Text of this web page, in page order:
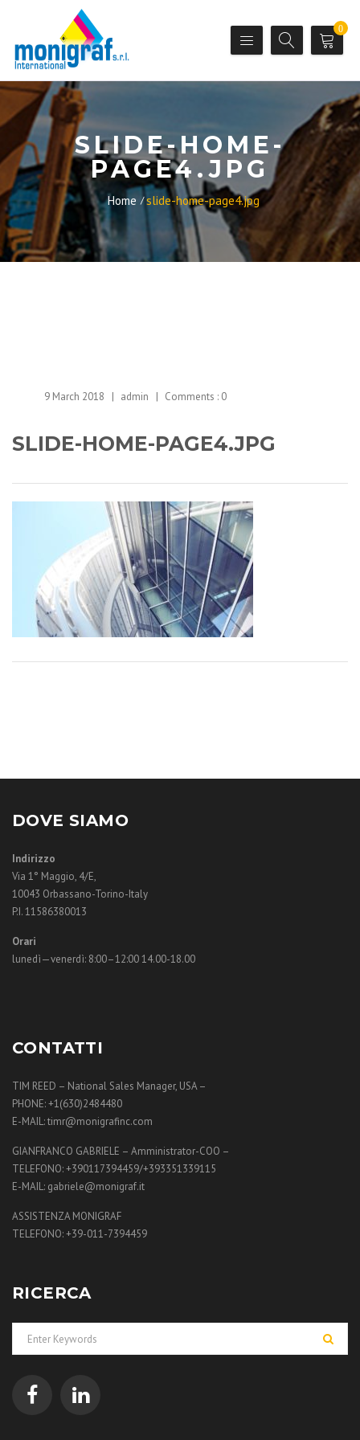
0
SLIDE-HOME-
PAGE4.JPG
Home slide-home-page4.jpg
9 March 2018 admin Comments : 0
SLIDE-HOME-PAGE4.JPG
DOVE SIAMO
Indirizzo
Via 1° Maggio, 4/E,
10043 Orbassano-Torino-Italy
P.I. 11586380013
Orari
lunedì—venerdì: 8:00–12:00 14.00-18.00
CONTATTI
TIM REED – National Sales Manager, USA –
PHONE: +1(630)2484480
E-MAIL: timr@monigrafinc.com
GIANFRANCO GABRIELE – Amministrator-COO –
TELEFONO: +390117394459/+393351339115
E-MAIL: gabriele@monigraf.it
ASSISTENZA MONIGRAF
TELEFONO: +39-011-7394459
RICERCA